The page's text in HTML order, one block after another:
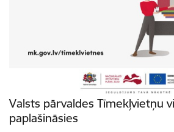
Valsts pārvaldes Tīmekļvietņu
paplašināsies